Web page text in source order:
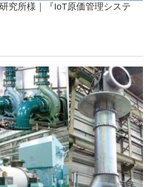
究所様｜『IoT原価管理システ